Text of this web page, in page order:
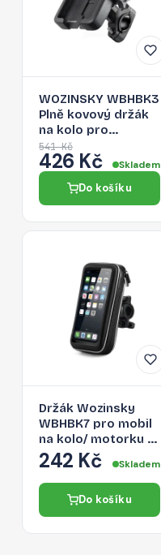
WOZINSKY WBHBK3
Plně kovový držák
na kolo pro
telefony 4,7-6,8",
černý
541 Kč
426 Kč Skladem
Do košíku
Držák Wozinsky
WBHBK7 pro mobil
na kolo/ motorku -
černý
242 Kč Skladem
Do košíku